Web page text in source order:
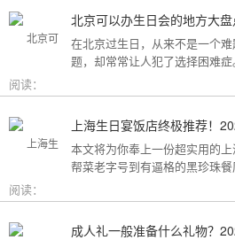
在北京过生日，从来不是一个
题，却常常让人犯了选择困难
史，既有恢弘大气的皇家园林
摩登时尚的CBD高空餐厅、融
友圈的派对，还是带小朋友度
2026年北京生日会场地全指南
阅读：
上海生日宴饭店终极推荐！
本文将为你奉上一份超实用的
帮菜老字号到有逼格的黑珍珠
房餐厅，全方位承包你的生日
挑选难题！
阅读：